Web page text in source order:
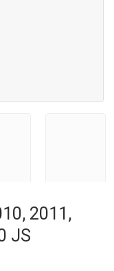
2011,
JS